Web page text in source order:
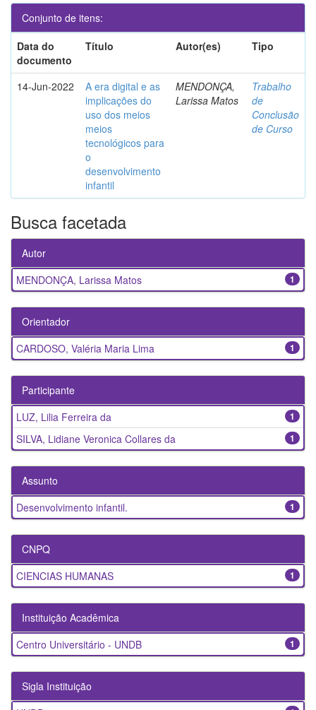
Conjunto de itens:
Data do
documento
Título Autor(es) Tipo
14-Jun-2022
A era digital e as
implicações do
uso dos meios
meios
tecnológicos para
o
desenvolvimento
infantil
MENDONÇA,
Larissa Matos
Trabalho
de
Conclusão
de Curso
Busca facetada
Autor
1
MENDONÇA, Larissa Matos
Orientador
1
CARDOSO, Valéria Maria Lima
Participante
1
LUZ, Lilia Ferreira da
1
SILVA, Lidiane Veronica Collares da
Assunto
1
Desenvolvimento infantil.
CNPQ
1
CIENCIAS HUMANAS
Instituição Acadêmica
1
Centro Universitário - UNDB
Sigla Instituição